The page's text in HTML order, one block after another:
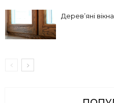
Дерев’яні